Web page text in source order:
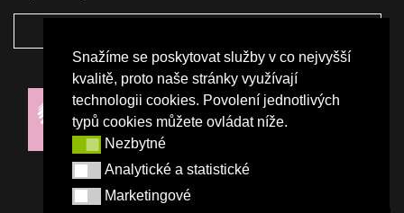
Snažíme se poskytovat služby v co nejvyšší
kvalitě, proto naše stránky využívají
technologii cookies. Povolení jednotlivých
typů cookies můžete ovládat níže.
NezbytnéNezbytné
Analytické a statistické
Analytické a statistické
Marketingové
Marketingové
NAŠI PARTNEŘI